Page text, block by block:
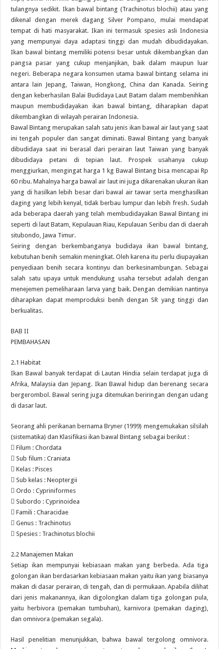
tulangnya sedikit. Ikan bawal bintang (Trachinotus blochii) atau yang
dikenal dengan merek dagang Silver Pompano, mulai mendapat
tempat di hati masyarakat. Ikan ini termasuk spesies asli Indonesia
yang mempunyai daya adaptasi tinggi dan mudah dibudidayakan.
Ikan bawal bintang memiliki potensi besar untuk dikembangkan dan
pangsa pasar yang cukup menjanjikan, baik dalam maupun luar
negeri. Beberapa negara konsumen utama bawal bintang selama ini
antara lain Jepang, Taiwan, Hongkong, China dan Kanada. Seiring
dengan keberhasilan Balai Budidaya Laut Batam dalam membenihkan
maupun membudidayakan ikan bawal bintang, diharapkan dapat
dikembangkan di wilayah perairan Indonesia.
Bawal Bintang merupakan salah satu jenis ikan bawal air laut yang saat
ini tengah populer dan sangat diminati. Bawal Bintang yang banyak
dibudidaya saat ini berasal dari perairan laut Taiwan yang banyak
dibudidaya petani di tepian laut. Prospek usahanya cukup
menggiurkan, mengingat harga 1 kg Bawal Bintang bisa mencapai Rp
60 ribu. Mahalnya harga bawal air laut ini juga dikarenakan ukuran ikan
yang di hasilkan lebih besar dari bawal air tawar serta menghasilkan
daging yang lebih kenyal, tidak berbau lumpur dan lebih fresh. Sudah
ada beberapa daerah yang telah membudidayakan Bawal Bintang ini
seperti di laut Batam, Kepulauan Riau, Kepulauan Seribu dan di daerah
situbondo, Jawa Timur.
Seiring dengan berkembanganya budidaya ikan bawal bintang,
kebutuhan benih semakin meningkat. Oleh karena itu perlu diupayakan
penyediaan benih secara kontinyu dan berkesinambungan. Sebagai
salah satu upaya untuk mendukung usaha tersebut adalah dengan
menejemen pemeliharaan larva yang baik. Dengan demikian nantinya
diharapkan dapat memproduksi benih dengan SR yang tinggi dan
berkualitas.
BAB II
PEMBAHASAN
2.1 Habitat
Ikan Bawal banyak terdapat di Lautan Hindia selain terdapat juga di
Afrika, Malaysia dan Jepang. Ikan Bawal hidup dan berenang secara
bergerombol. Bawal sering juga ditemukan beriringan dengan udang
di dasar laut.
Seorang ahli perikanan bernama Bryner (1999) mengemukakan silsilah
(sistematika) dan Klasifikasi ikan bawal Bintang sebagai berikut :
 Filum : Chordata
 Sub filum : Craniata
 Kelas : Pisces
 Sub kelas : Neoptergii
 Ordo : Cypriniformes
 Subordo : Cyprinoidea
 Famili : Characidae
 Genus : Trachinotus
 Spesies : Trachinotus blochii
2.2 Manajemen Makan
Setiap ikan mempunyai kebiasaan makan yang berbeda. Ada tiga
golongan ikan berdasarkan kebiasaan makan yaitu ikan yang biasanya
makan di dasar perairan, di tengah, dan di permukaan. Apabila dilihat
dari jenis makanannya, ikan digolongkan dalam tiga golongan pula,
yaitu herbivora (pemakan tumbuhan), karnivora (pemakan daging),
dan omnivora (pemakan segala).
Hasil penelitian menunjukkan, bahwa bawal tergolong omnivora.